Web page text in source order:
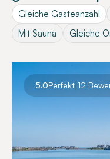
Gleiche Gästeanzahl
Mit Sauna
Gleiche
5.0Perfekt|12